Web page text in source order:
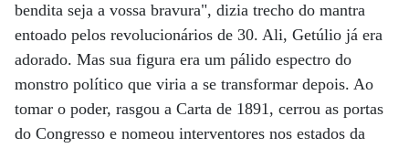
bendita seja a vossa bravura", dizia trecho do mantra
entoado pelos revolucionários de 30. Ali, Getúlio já era
adorado. Mas sua figura era um pálido espectro do
monstro político que viria a se transformar depois. Ao
tomar o poder, rasgou a Carta de 1891, cerrou as portas
do Congresso e nomeou interventores nos estados da